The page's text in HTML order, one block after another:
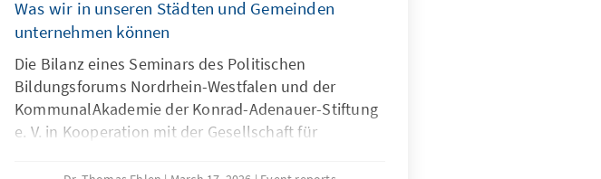
Was wir in unseren Städten und Gemeinden
unternehmen können
Die Bilanz eines Seminars des Politischen
Bildungsforums Nordrhein-Westfalen und der
KommunalAkademie der Konrad-Adenauer-Stiftung
e. V. in Kooperation mit der Gesellschaft für